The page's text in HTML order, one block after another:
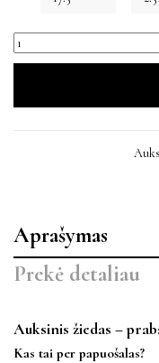
Aprašymas
Prekė detaliau
Auksinis žiedas –
Kas tai per papuošalas?